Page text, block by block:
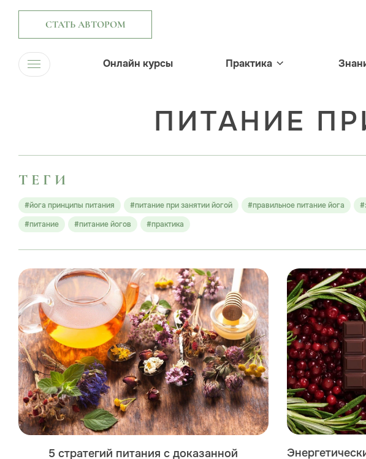
СТАТЬ АВТОРОМ
Онлайн курсы Практика
ПИТАНИЕ
ТЕГИ
#йога принципы питания #питание при занятии йогой #правильное питание йога
#питание
#питание йогов #практика
5 стратегий питания с доказанной